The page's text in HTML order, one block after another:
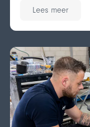
Lees meer